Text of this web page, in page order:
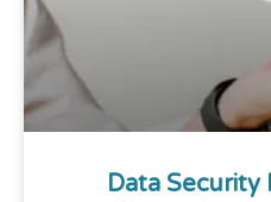
Data Security